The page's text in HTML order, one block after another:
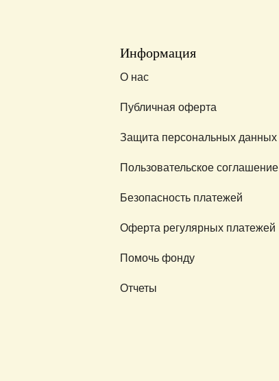
Информация
О нас
Публичная оферта
Защита персональных данных
Пользовательское соглашение
Безопасность платежей
Оферта регулярных платежей
Помочь фонду
Отчеты